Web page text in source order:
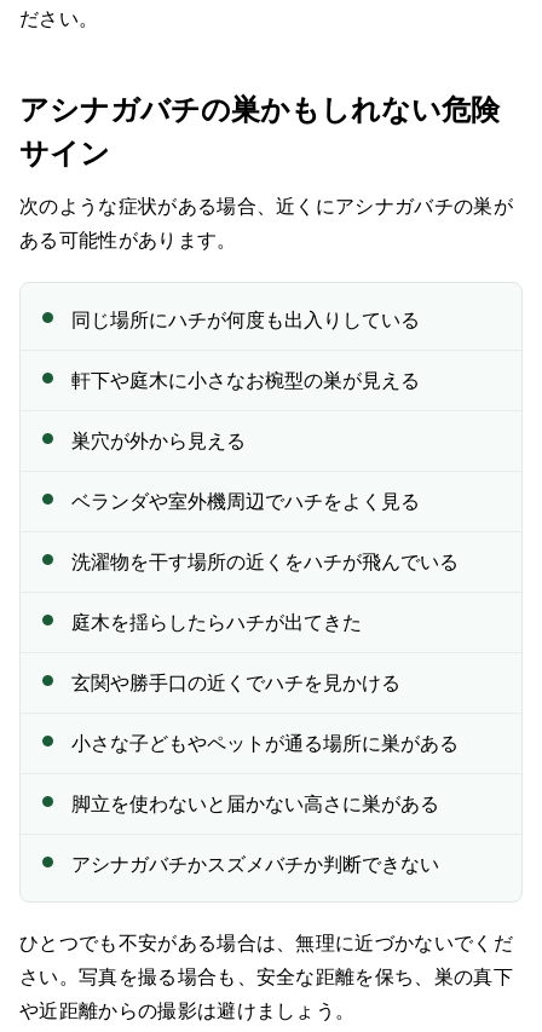
ださい。
アシナガバチの巣かもしれない危険
サイン
次のような症状がある場合、近くにアシナガバチの巣が
ある可能性があります。
同じ場所にハチが何度も出入りしている
軒下や庭木に小さなお椀型の巣が見える
巣穴が外から見える
ベランダや室外機周辺でハチをよく見る
洗濯物を干す場所の近くをハチが飛んでいる
庭木を揺らしたらハチが出てきた
玄関や勝手口の近くでハチを見かける
小さな子どもやペットが通る場所に巣がある
脚立を使わないと届かない高さに巣がある
アシナガバチかスズメバチか判断できない
ひとつでも不安がある場合は、無理に近づかないでくだ
さい。写真を撮る場合も、安全な距離を保ち、巣の真下
や近距離からの撮影は避けましょう。